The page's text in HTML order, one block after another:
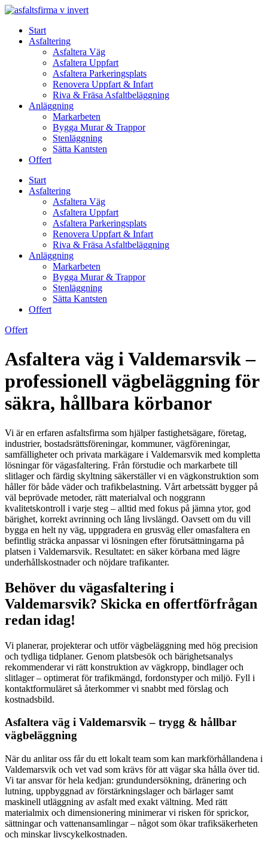
Skip
contentStart
Asfaltering
Asfaltera Väg
Asfaltera Uppfart
Asfaltera Parkeringsplats
Renovera Uppfart & Infart
Riva & Fräsa Asfaltbeläggning
Anläggning
Markarbeten
Bygga Murar & Trappor
Stenläggning
Sätta Kantsten
Offert
Start
Asfaltering
Asfaltera Väg
Asfaltera Uppfart
Asfaltera Parkeringsplats
Renovera Uppfart & Infart
Riva & Fräsa Asfaltbeläggning
Anläggning
Markarbeten
Bygga Murar & Trappor
Stenläggning
Sätta Kantsten
Offert
Offert
Asfaltera väg i Valdemarsvik –
professionell vägbeläggning för
säkra, hållbara körbanor
Vi är en erfaren asfaltsfirma som hjälper fastighetsägare, företag,
industrier, bostadsrättsföreningar, kommuner, vägföreningar,
samfälligheter och privata markägare i Valdemarsvik med kompletta
lösningar för vägasfaltering. Från förstudie och markarbete till
slitlager och färdig skyltning säkerställer vi en vägkonstruktion som
håller för både väder och trafikbelastning. Vårt arbetssätt bygger på
väl beprövade metoder, rätt materialval och noggrann
kvalitetskontroll i varje steg – alltid med fokus på jämna ytor, god
bärighet, korrekt avrinning och lång livslängd. Oavsett om du vill
bygga en helt ny väg, uppgradera en grusväg eller omasfaltera en
befintlig sträcka anpassar vi lösningen efter förutsättningarna på
platsen i Valdemarsvik. Resultatet: en säker körbana med lägre
underhållskostnader och nöjdare trafikanter.
Behöver du vägasfaltering i
Valdemarsvik? Skicka en offertförfrågan
redan idag!
Vi planerar, projekterar och utför vägbeläggning med hög precision
och tydliga tidplaner. Genom platsbesök och bärighetsanalys
rekommenderar vi rätt konstruktion av vägkropp, bindlager och
slitlager – optimerat för trafikmängd, fordonstyper och miljö. Fyll i
kontaktformuläret så återkommer vi snabbt med förslag och
kostnadsbild.
Asfaltera väg i Valdemarsvik – trygg & hållbar
vägbeläggning
När du anlitar oss får du ett lokalt team som kan markförhållandena i
Valdemarsvik och vet vad som krävs för att vägar ska hålla över tid.
Vi tar ansvar för hela kedjan: grundundersökning, dränering och
lutning, uppbyggnad av förstärkningslager och bärlager samt
maskinell utläggning av asfalt med exakt vältning. Med rätt
materialmix och dimensionering minimerar vi risken för sprickor,
sättningar och vattenansamlingar – något som ökar trafiksäkerheten
och minskar livscykelkostnaden.